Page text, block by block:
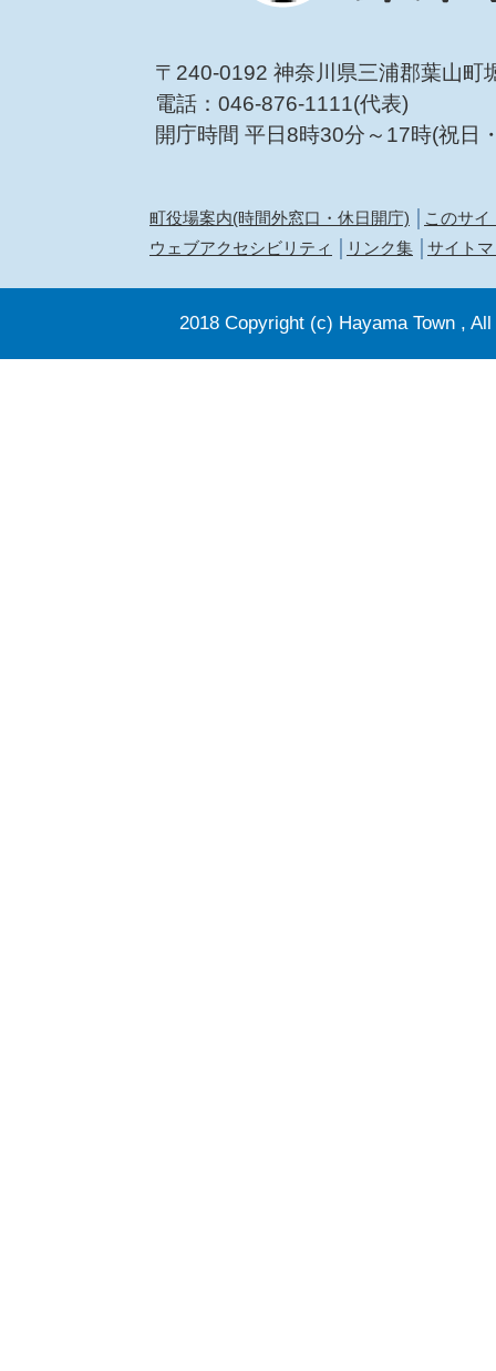
〒240-0192 神奈川県三浦郡葉山町
電話：046-876-1111(代表)
開庁時間 平日8時30分～17時(祝日
町役場案内(時間外窓口・休日開庁)
このサイ
ウェブアクセシビリティ
リンク集 サイト
2018 Copyright (c) Hayama Town ,